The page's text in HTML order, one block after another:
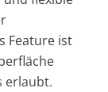
Feature ist
erlaubt.